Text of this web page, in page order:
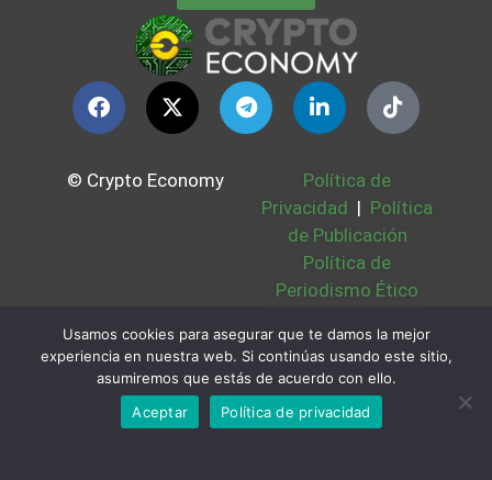
© Crypto Economy
Política de
Privacidad | Política
de Publicación
Política de
Periodismo Ético
Bases Legales |
Partners | Sobre
Nosotros
Usamos cookies para asegurar que te damos la mejor
experiencia en nuestra web. Si continúas usando este sitio,
asumiremos que estás de acuerdo con ello.
Aceptar
Política de privacidad